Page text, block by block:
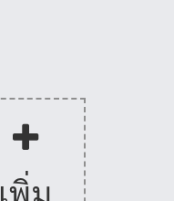
เพิ่ม